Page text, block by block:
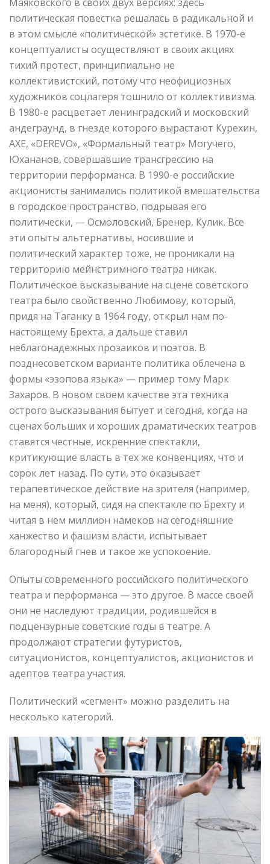
политическая повестка решалась в радикальной и
в этом смысле «политической» эстетике. В 1970-е
концептуалисты осуществляют в своих акциях
тихий протест, принципиально не
коллективистский, потому что неофициозных
художников соцлагеря тошнило от коллективизма.
В 1980-е расцветает ленинградский и московский
андеграунд, в гнезде которого вырастают Курехин,
АХЕ, «DEREVO», «Формальный театр» Могучего,
Юхананов, совершавшие трансгрессию на
территории перформанса. В 1990-е российские
акционисты занимались политикой вмешательства
в городское пространство, подрывая его
политически, — Осмоловский, Бренер, Кулик. Все
эти опыты альтернативы, носившие и
политический характер тоже, не проникали на
территорию мейнстримного театра никак.
Политическое высказывание на сцене советского
театра было свойственно Любимову, который,
придя на Таганку в 1964 году, открыл нам по-
настоящему Брехта, а дальше ставил
неблагонадежных прозаиков и поэтов. В
позднесоветском варианте политика облечена в
формы «эзопова языка» — пример тому Марк
Захаров. В новом своем качестве эта техника
острого высказывания бытует и сегодня, когда на
сценах больших и хороших драматических театров
ставятся честные, искренние спектакли,
критикующие власть в тех же конвенциях, что и
сорок лет назад. По сути, это оказывает
терапевтическое действие на зрителя (например,
на меня), который, сидя на спектакле по Брехту и
читая в нем миллион намеков на сегодняшние
ханжество и фашизм власти, испытывает
благородный гнев и такое же успокоение.
Опыты современного российского политического
театра и перформанса — это другое. В массе своей
они не наследуют традиции, родившейся в
подцензурные советские годы в театре. А
продолжают стратегии футуристов,
ситуационистов, концептуалистов, акционистов и
адептов театра участия.
Политический «сегмент» можно разделить на
несколько категорий.